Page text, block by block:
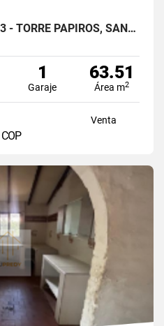
APARTAMENTO NRO. 503 - TORRE PAPIROS, SANTA MARTA
1
Garaje
63.51
Área m2
Venta
COP